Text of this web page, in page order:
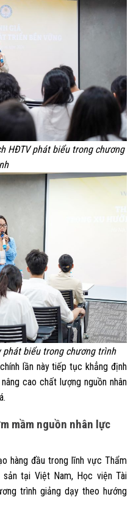
HĐTV phát biểu trong chương
phát biểu trong chương trình
lần này tiếp tục khẳng định
cao chất lượng nguồn nhân
mầm nguồn nhân lực
hàng đầu trong lĩnh vực Thẩm
tại Việt Nam, Học viện Tài
trình giảng dạy theo hướng